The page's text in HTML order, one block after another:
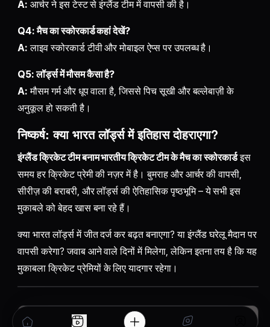
A: आर्चर ने इस टेस्ट से इंग्लैंड टीम में वापसी की है।
Q4: मैच का स्कोरकार्ड कहां देखें?
A: लाइव स्कोरकार्ड टीवी और मोबाइल ऐप्स पर उपलब्ध है।
Q5: लॉर्ड्स में मौसम कैसा है?
A: मौसम गर्म और धूप वाला है, जिससे पिच सूखी और बल्लेबाज़ी के
अनुकूल हो सकती है।
निष्कर्ष: क्या भारत लॉर्ड्स में इतिहास दोहराएगा?
इंग्लैंड क्रिकेट टीम बनाम भारतीय क्रिकेट टीम के मैच का स्कोरकार्डइस
समय हर क्रिकेट प्रेमी की नज़र में है। बुमराह और आर्चर की वापसी,
सीरीज़ की बराबरी, और लॉर्ड्स की ऐतिहासिक पृष्ठभूमि – ये सभी इस
मुकाबले को बेहद खास बना रहे हैं।
क्या भारत लॉर्ड्स में जीत दर्ज कर बढ़त बनाएगा? या इंग्लैंड घरेलू मैदान पर
वापसी करेगा? जवाब आने वाले दिनों में मिलेगा, लेकिन इतना तय है कि यह
मुकाबला क्रिकेट प्रेमियों के लिए यादगार रहेगा।